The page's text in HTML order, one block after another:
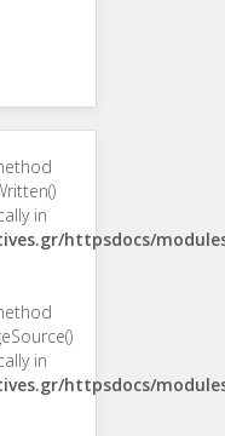
in
httpsdocs/
in
httpsdocs/